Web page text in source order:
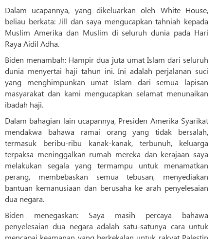
Dalam ucapannya, yang dikeluarkan oleh White House,
beliau berkata: Jill dan saya mengucapkan tahniah kepada
Muslim Amerika dan Muslim di seluruh dunia pada Hari
Raya Aidil Adha.
Biden menambah: Hampir dua juta umat Islam dari seluruh
dunia menyertai haji tahun ini. Ini adalah perjalanan suci
yang menghimpunkan umat Islam dari semua lapisan
masyarakat dan kami mengucapkan selamat menunaikan
ibadah haji.
Dalam bahagian lain ucapannya, Presiden Amerika Syarikat
mendakwa bahawa ramai orang yang tidak bersalah,
termasuk beribu-ribu kanak-kanak, terbunuh, keluarga
terpaksa meninggalkan rumah mereka dan kerajaan saya
melakukan segala yang termampu untuk menamatkan
perang, membebaskan semua tebusan, menyediakan
bantuan kemanusiaan dan berusaha ke arah penyelesaian
dua negara.
Biden menegaskan: Saya masih percaya bahawa
penyelesaian dua negara adalah satu-satunya cara untuk